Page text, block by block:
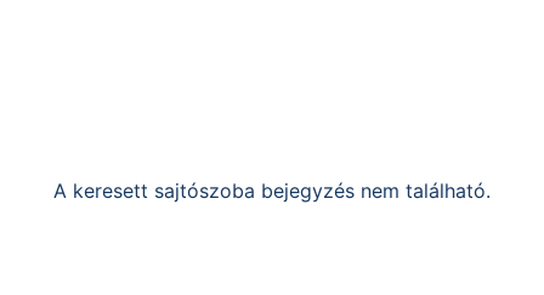
A keresett sajtószoba bejegyzés nem található.